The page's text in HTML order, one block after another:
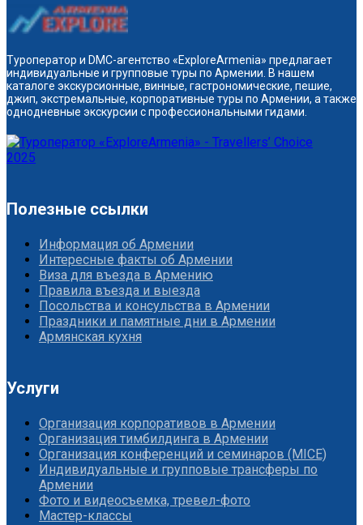
Туроператор и DMC-агентство «ExploreArmenia» предлагает
индивидуальные и групповые туры по Армении. В нашем
каталоге экскурсионные, винные, гастрономические, пешие,
джип, экстремальные, корпоративные туры по Армении, а также
однодневные экскурсии с профессиональными гидами.
Полезные ссылки
Информация об Армении
Интересные факты об Армении
Виза для въезда в Армению
Правила въезда и выезда
Посольства и консульства в Армении
Праздники и памятные дни в Армении
Армянская кухня
Услуги
Организация корпоративов в Армении
Организация тимбилдинга в Армении
Организация конференций и семинаров (MICE)
Индивидуальные и групповые трансферы по
Армении
Фото и видеосъемка, тревел-фото
Мастер-классы